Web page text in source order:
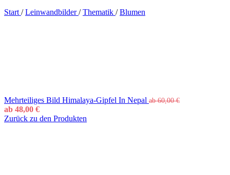
Start / Leinwandbilder/ Thematik / Blumen
Mehrteiliges Bild Himalaya-Gipfel In Nepal ab60,00€
ab 48,00 €
Zurück zu den Produkten